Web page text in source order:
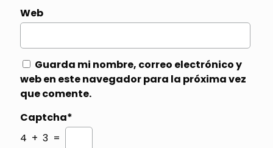
Web
Guarda mi nombre, correo electrónico y
web en este navegador para la próxima vez
que comente.
Captcha*
4 + 3 =